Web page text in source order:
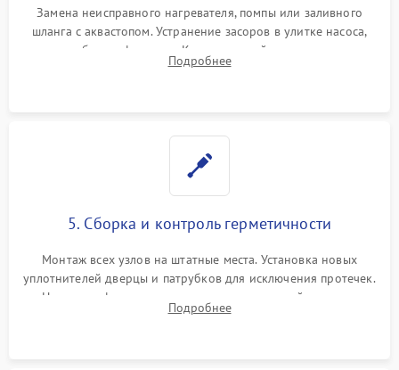
Замена неисправного нагревателя, помпы или заливного
шланга с аквастопом. Устранение засоров в улитке насоса,
патрубках и фильтрах. Компонентный ремонт платы
управления, восстановление поврежденной проводки.
Подробнее
5. Сборка и контроль герметичности
Монтаж всех узлов на штатные места. Установка новых
уплотнителей дверцы и патрубков для исключения протечек.
Надежная фиксация хомутов гидравлической системы,
сборка корпуса и установка датчика поплавка.
Подробнее